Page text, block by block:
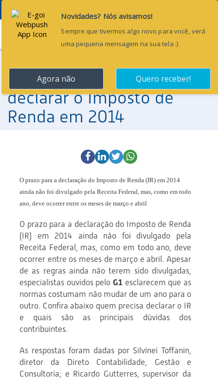
Menu
Saiba quem precisa
declarar o Imposto de
Renda em 2014
O prazo para a declaração do Imposto de Renda (IR) em 2014
ainda não foi divulgado pela Receita Federal, mas, como em todo
ano, deve ocorrer entre os meses de março e abril
O prazo para a declaração do Imposto de Renda
(IR) em 2014 ainda não foi divulgado pela
Receita Federal, mas, como em todo ano, deve
ocorrer entre os meses de março e abril. Apesar
de as regras ainda não terem sido divulgadas,
especialistas ouvidos pelo G1 esclarecem que as
normas costumam não mudar de um ano para o
outro. Confira abaixo quem precisa declarar o IR
e quais são as principais dúvidas dos
contribuintes.
As respostas foram dadas por Silvinei Toffanin,
diretor da Direto Contabilidade, Gestão e
Consultoria; e Ricardo Gutterres, supervisor da